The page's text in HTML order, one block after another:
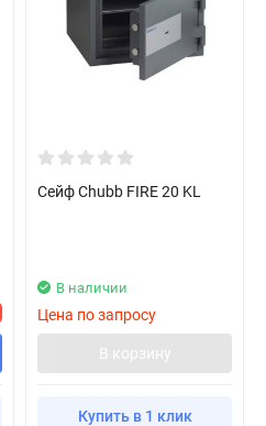
Сейф Chubb FIRE 20 KL
В наличии
Цена по запросу
В корзину
Купить в 1 клик